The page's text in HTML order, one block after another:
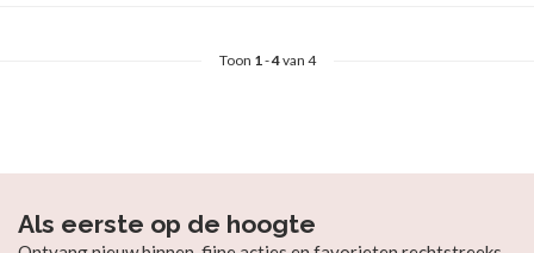
Toon 1-4van 4
Als eerste op de hoogte